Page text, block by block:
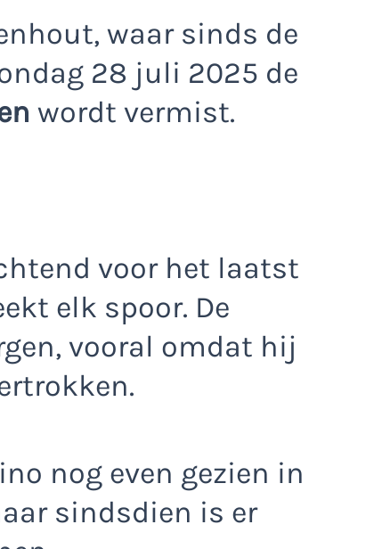
waar sinds de
28 juli 2025 de
wordt vermist.
voor het laatst
elk spoor. De
vooral omdat hij
nog even gezien in
sindsdien is er